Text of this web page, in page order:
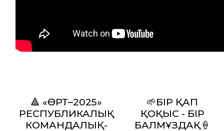
🔺 «ӨРТ–2025»
РЕСПУБЛИКАЛЫҚ
КОМАНДАЛЫҚ-
🌱БІР ҚАП
ҚОҚЫС - БІР
БАЛМҰЗДАҚ🍦